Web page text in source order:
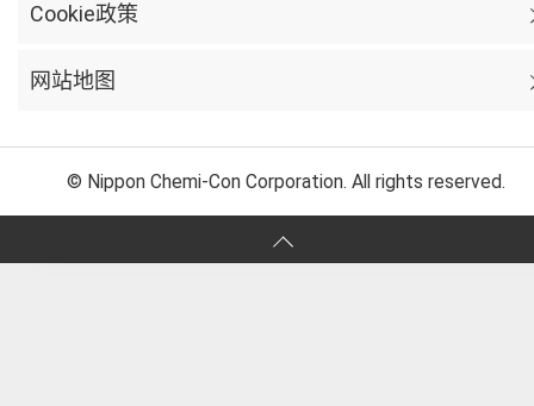
Cookie政策
网站地图
© Nippon Chemi-Con Corporation. All rights reserved.